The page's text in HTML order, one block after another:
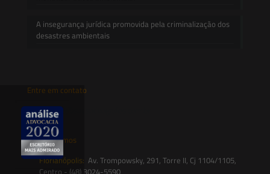
A insegurança jurídica promovida pela criminalização dos
desastres ambientais
Entre em contato
contato@saesadvogados.com.br
Onde estamos
Florianópolis: Av. Trompowsky, 291, Torre II, Cj 1104/1105,
Centro - (48) 3024-5590